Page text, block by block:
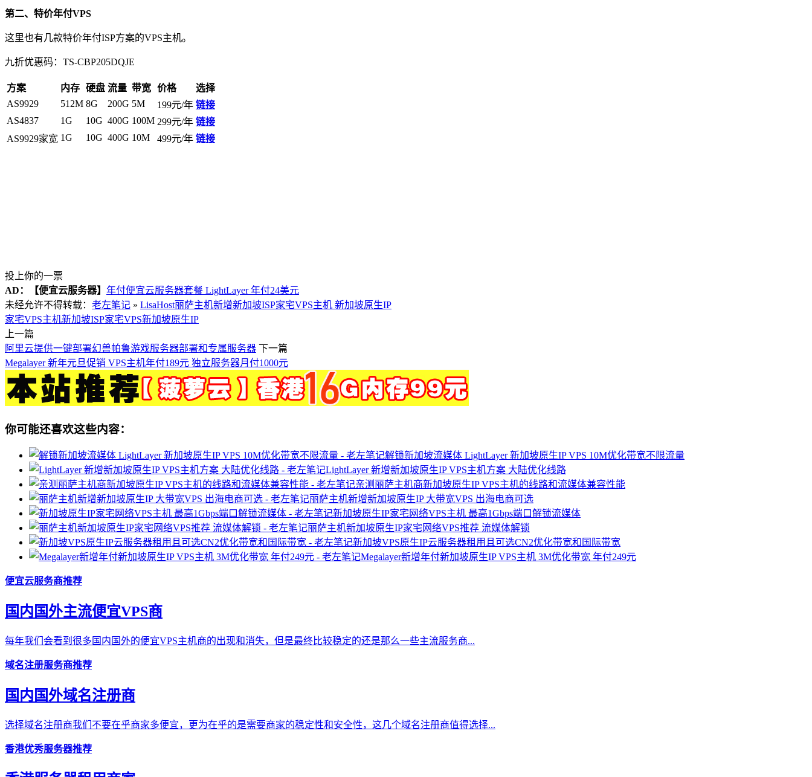
第二、特价年付VPS
这里也有几款特价年付ISP方案的VPS主机。
九折优惠码： TS-CBP205DQJE
方案 内存 硬盘 流量 带宽 价格
选择
AS9929
512M 8G 200G 5M 199元/年 链接
AS4837
1G 10G 400G 100M 299元/年 链接
AS9929家宽 1G 10G 400G 10M 499元/年 链接
投上你的一票
AD：
【便宜云服务器】 年付便宜云服务器套餐 LightLayer 年付24美元
未经允许不得转载： 老左笔记 » LisaHost丽萨主机新增新加坡ISP家宅VPS主机 新加坡原生IP
家宅VPS主机新加坡ISP家宅VPS新加坡原生IP
上一篇
阿里云提供一键部署幻兽帕鲁游戏服务器部署和专属服务器 下一篇
Megalayer 新年元旦促销 VPS主机年付189元 独立服务器月付1000元
你可能还喜欢这些内容：
解锁新加坡流媒体 LightLayer 新加坡原生IP VPS 10M优化带宽不限流量​
LightLayer 新增新加坡原生IP VPS主机方案 大陆优化线路
亲测丽萨主机商新加坡原生IP VPS主机的线路和流媒体兼容性能
丽萨主机新增新加坡原生IP 大带宽VPS 出海电商可选
新加坡原生IP家宅网络VPS主机 最高1Gbps端口解锁流媒体
丽萨主机新加坡原生IP家宅网络VPS推荐 流媒体解锁
新加坡VPS原生IP云服务器租用且可选CN2优化带宽和国际带宽
Megalayer新增年付新加坡原生IP VPS主机 3M优化带宽 年付249元
便宜云服务商推荐
国内国外主流便宜VPS商
每年我们会看到很多国内国外的便宜VPS主机商的出现和消失，但是最终比较稳定的还是那么一些主流服务商...
域名注册服务商推荐
国内国外域名注册商
选择域名注册商我们不要在乎商家多便宜，更为在乎的是需要商家的稳定性和安全性，这几个域名注册商值得选择...
香港优秀服务器推荐